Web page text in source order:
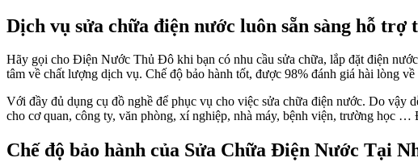
Dịch vụ sửa chữa điện nước luôn sẵn sàng hỗ trợ
Hãy gọi cho Điện Nước Thủ Đô khi bạn có nhu cầu sửa chữa, lắp đặt điện
tâm về chất lượng dịch vụ. Chế độ bảo hành tốt, được 98% đánh giá hài lòng
Với đầy đủ dụng cụ đồ nghề để phục vụ cho việc sửa chữa điện nước. Do
cho cơ quan, công ty, văn phòng, xí nghiệp, nhà máy, bệnh viện, trường học
Chế độ bảo hành của Sửa Chữa Điện Nước Tại